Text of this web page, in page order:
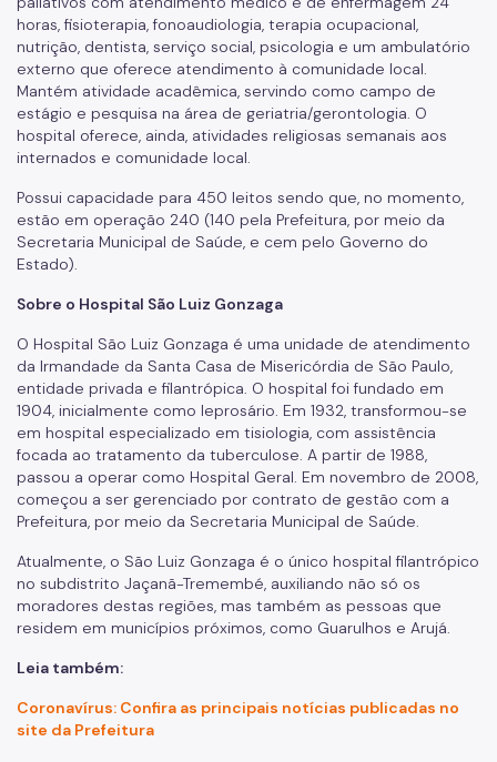
horas, fisioterapia, fonoaudiologia, terapia ocupacional,
nutrição, dentista, serviço social, psicologia e um ambulatório
externo que oferece atendimento à comunidade local.
Mantém atividade acadêmica, servindo como campo de
estágio e pesquisa na área de geriatria/gerontologia. O
hospital oferece, ainda, atividades religiosas semanais aos
internados e comunidade local.
Possui capacidade para 450 leitos sendo que, no momento,
estão em operação 240 (140 pela Prefeitura, por meio da
Secretaria Municipal de Saúde, e cem pelo Governo do
Estado).
Sobre o Hospital São Luiz Gonzaga
O Hospital São Luiz Gonzaga é uma unidade de atendimento
da Irmandade da Santa Casa de Misericórdia de São Paulo,
entidade privada e filantrópica. O hospital foi fundado em
1904, inicialmente como leprosário. Em 1932, transformou-se
em hospital especializado em tisiologia, com assistência
focada ao tratamento da tuberculose. A partir de 1988,
passou a operar como Hospital Geral. Em novembro de 2008,
começou a ser gerenciado por contrato de gestão com a
Prefeitura, por meio da Secretaria Municipal de Saúde.
Atualmente, o São Luiz Gonzaga é o único hospital filantrópico
no subdistrito Jaçanã-Tremembé, auxiliando não só os
moradores destas regiões, mas também as pessoas que
residem em municípios próximos, como Guarulhos e Arujá.
Leia também:
Coronavírus: Confira as principais notícias publicadas no
site da Prefeitura